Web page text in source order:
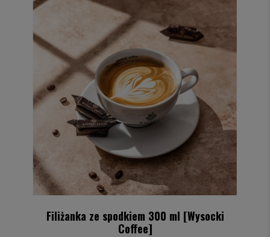
Filiżanka ze spodkiem 300 ml [Wysocki
Coffee]